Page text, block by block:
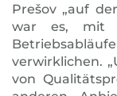
Prešov „auf
war es, mit
verwirklichen.
von